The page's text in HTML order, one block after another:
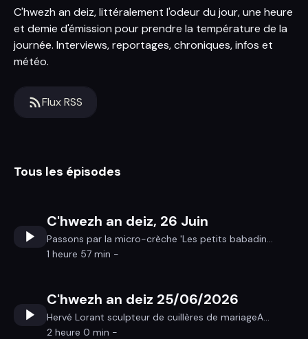
C'hwezh an deiz, littéralement l'odeur du jour, une heure
et demie d'émission pour prendre la température de la
journée. Interviews, reportages, chroniques, infos et
météo.
Flux RSS
Tous les épisodes
C'hwezh an deiz, 26 Juin
Passons par la micro-crèche 'Les petits babadin...
1 heure 57 min -
C'hwezh an deiz 25/06/2026
Hervé Lorant sculpteur de cuillères de mariageA...
2 heure 0 min -